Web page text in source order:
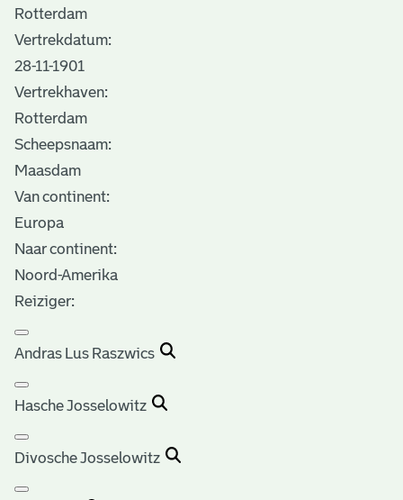
Rotterdam
Vertrekdatum:
28-11-1901
Vertrekhaven:
Rotterdam
Scheepsnaam:
Maasdam
Van continent:
Europa
Naar continent:
Noord-Amerika
Reiziger:
Andras Lus Raszwics
Hasche Josselowitz
Divosche Josselowitz